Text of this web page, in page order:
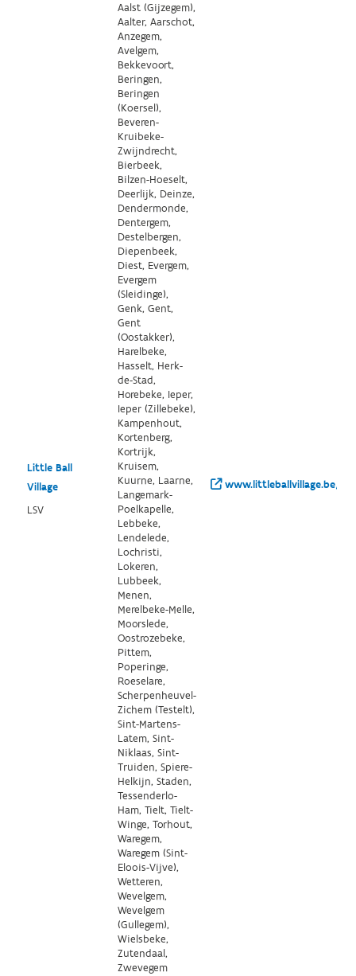
Little Ball
Village
LSV
Aalst (Gijzegem),
Aalter, Aarschot,
Anzegem,
Avelgem,
Bekkevoort,
Beringen,
Beringen
(Koersel),
Beveren-
Kruibeke-
Zwijndrecht,
Bierbeek,
Bilzen-Hoeselt,
Deerlijk, Deinze,
Dendermonde,
Dentergem,
Destelbergen,
Diepenbeek,
Diest, Evergem,
Evergem
(Sleidinge),
Genk, Gent,
Gent
(Oostakker),
Harelbeke,
Hasselt, Herk-
de-Stad,
Horebeke, Ieper,
Ieper (Zillebeke),
Kampenhout,
Kortenberg,
Kortrijk,
Kruisem,
Kuurne, Laarne,
Langemark-
Poelkapelle,
Lebbeke,
Lendelede,
Lochristi,
Lokeren,
Lubbeek,
Menen,
Merelbeke-Melle,
Moorslede,
Oostrozebeke,
Pittem,
Poperinge,
Roeselare,
Scherpenheuvel-
Zichem (Testelt),
Sint-Martens-
Latem, Sint-
Niklaas, Sint-
Truiden, Spiere-
Helkijn, Staden,
Tessenderlo-
Ham, Tielt, Tielt-
Winge, Torhout,
Waregem,
Waregem (Sint-
Eloois-Vijve),
Wetteren,
Wevelgem,
Wevelgem
(Gullegem),
Wielsbeke,
Zutendaal,
Zwevegem
www.littleballvillage.be/